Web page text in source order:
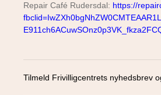
Repair Café Rudersdal: https://
Tilmeld Frivilligcentrets nyhedsbrev